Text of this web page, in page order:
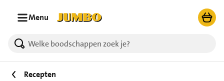
Menu
Recepten